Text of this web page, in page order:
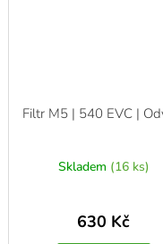
Filtr M5 | 540 EVC |
Skladem (16 ks)
630 Kč